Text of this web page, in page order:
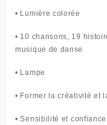
• Lumière colorée
• 10 chansons, 19
musique de danse
• Lampe
• Former la créativité et
• Sensibilité et confiance